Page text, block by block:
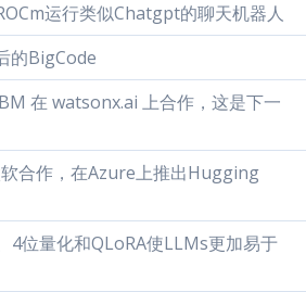
运行类似Chatgpt的聊天机器人
的BigCode
在 watsonx.ai 上合作，这是下一
合作，在Azure上推出Hugging
位量化和QLoRA使LLMs更加易于